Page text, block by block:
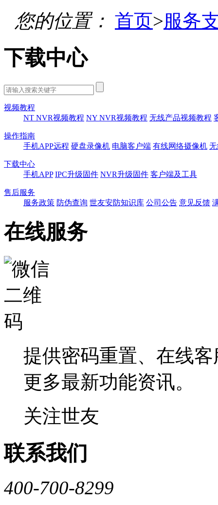
您的位置： 首页>服务
下载中心
视频教程
NT NVR视频教程 NY NVR视频教程 无线产品视频教程
操作指南
手机APP远程 硬盘录像机 电脑客户端 有线网络摄像机
下载中心
手机APP IPC升级固件 NVR升级固件 客户端及工具
售后服务
服务政策 防伪查询 世友安防知识库 公司公告 意见反馈
在线服务
提供密码重置、在线
更多最新功能资讯。
关注世友
联系我们
400-700-8299